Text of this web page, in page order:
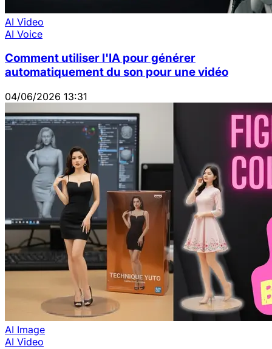
AI Video
AI Voice
Comment utiliser l'IA pour générer
automatiquement du son pour une vidéo
04/06/2026 13:31
AI Image
AI Video